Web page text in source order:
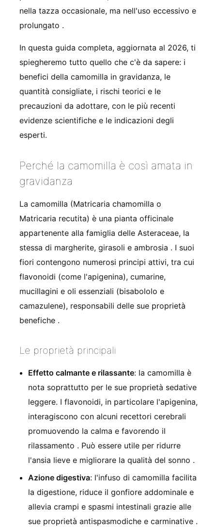
nella tazza occasionale, ma nell'uso eccessivo e
prolungato .
In questa guida completa, aggiornata al 2026, ti
spiegheremo tutto quello che c'è da sapere: i
benefici della camomilla in gravidanza, le
quantità consigliate, i rischi teorici e le
precauzioni da adottare, con le più recenti
evidenze scientifiche e le indicazioni degli
esperti.
Perché la camomilla è così amata in
gravidanza
La camomilla (Matricaria chamomilla o
Matricaria recutita) è una pianta officinale
appartenente alla famiglia delle Asteraceae, la
stessa di margherite, girasoli e ambrosia . I suoi
fiori contengono numerosi principi attivi, tra cui
flavonoidi (come l'apigenina), cumarine,
mucillagini e oli essenziali (bisabololo e
camazulene), responsabili delle sue proprietà
benefiche .
Le proprietà principali
Effetto calmante e rilassante: la camomilla è
nota soprattutto per le sue proprietà sedative
leggere. I flavonoidi, in particolare l'apigenina,
interagiscono con alcuni recettori cerebrali
promuovendo la calma e favorendo il
rilassamento . Può essere utile per ridurre
l'ansia lieve e migliorare la qualità del sonno .
Azione digestiva: l'infuso di camomilla facilita
la digestione, riduce il gonfiore addominale e
allevia crampi e spasmi intestinali grazie alle
sue proprietà antispasmodiche e carminative .